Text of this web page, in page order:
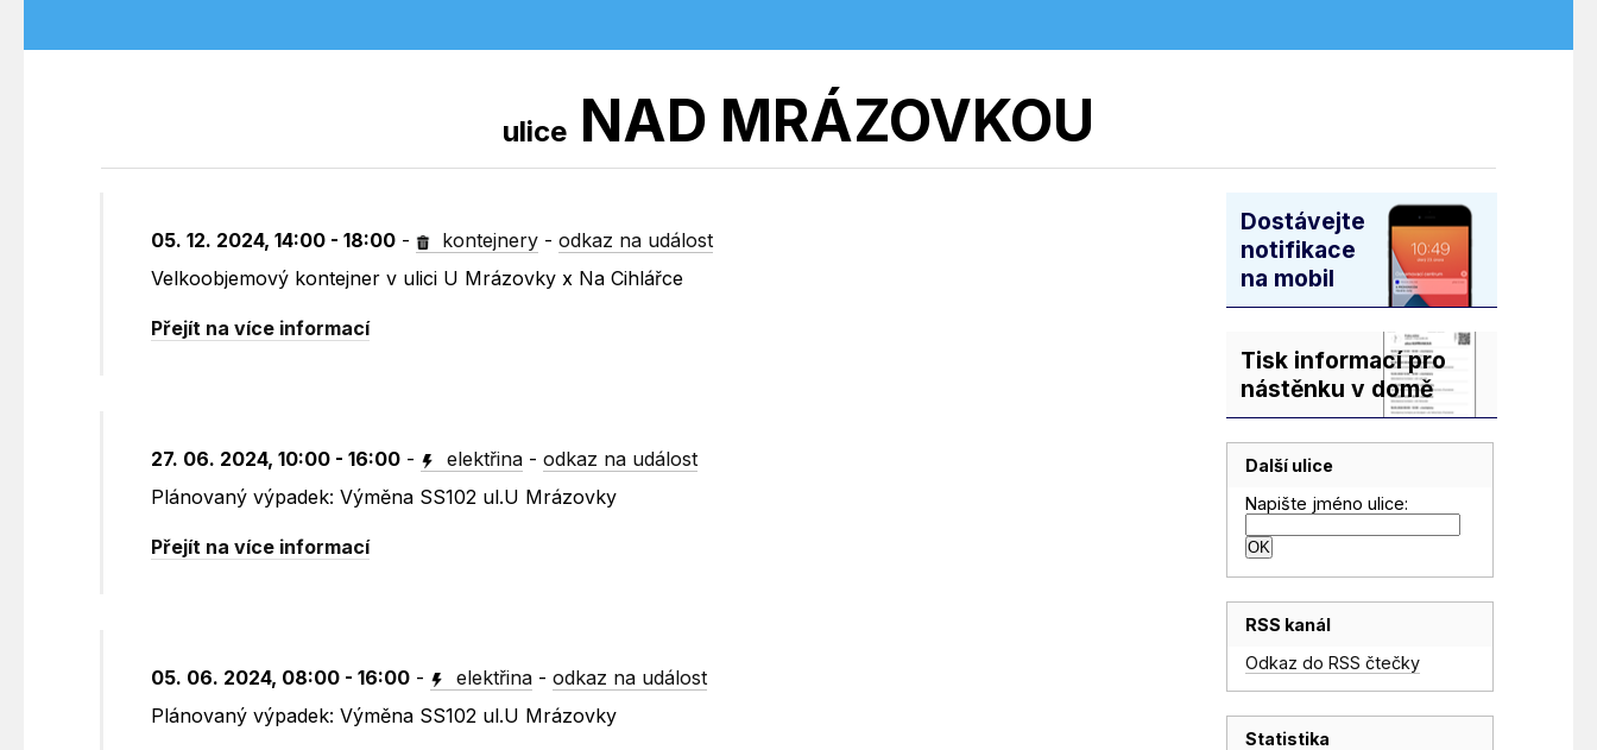
ulice NAD MRÁZOVKOU
05. 12. 2024, 14:00 - 18:00 - kontejnery -odkaz na událost
Velkoobjemový kontejner v ulici U Mrázovky x Na Cihlářce
Přejít na více informací
27. 06. 2024, 10:00 - 16:00 - elektřina -odkaz na událost
Plánovaný výpadek: Výměna SS102 ul.U Mrázovky
Přejít na více informací
05. 06. 2024, 08:00 - 16:00 - elektřina -odkaz na událost
Plánovaný výpadek: Výměna SS102 ul.U Mrázovky
Dostávejte
notifikace
na mobil
Tisk informací pro
nástěnku v domě
Další ulice
Napište jméno ulice:
RSS kanál
Odkaz do RSS čtečky
Statistika